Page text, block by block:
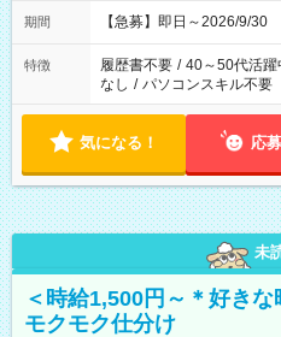
期間 【急募】即日～2026/9/30
特徴 履歴書不要 / 40～50代活躍
なし / パソコンスキル不要
気になる！ 応
未
＜時給1,500円～＊好き
モクモク仕分け